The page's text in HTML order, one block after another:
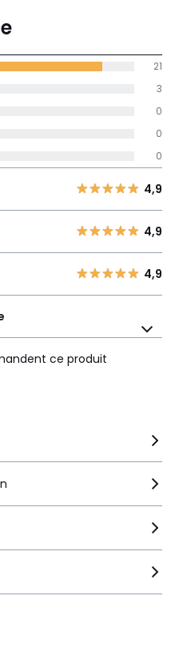
sur
4,9
4,9
4,9
produit taille
0
0
0
3
21
4,9
4,9
4,9
ce produit